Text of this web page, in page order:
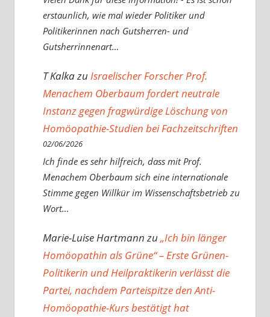
erstaunlich, wie mal wieder Politiker und
Politikerinnen nach Gutsherren- und
Gutsherrinnenart…
T KalkazuIsraelischer Forscher Prof.
Menachem Oberbaum fordert neutrale
Instanz gegen fragwürdige Löschung von
Homöopathie-Studien bei Fachzeitschriften
02/06/2026
Ich finde es sehr hilfreich, dass mit Prof.
Menachem Oberbaum sich eine internationale
Stimme gegen Willkür im Wissenschaftsbetrieb zu
Wort…
Marie-Luise Hartmannzu„Ich bin länger
Homöopathin als Grüne“ – Erste Grünen-
Politikerin und Heilpraktikerin verlässt die
Partei, nachdem Parteispitze den Anti-
Homöopathie-Kurs bestätigt hat